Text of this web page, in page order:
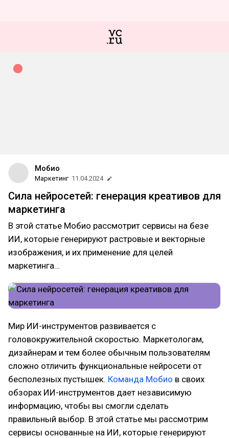
Мобио
Маркетинг 11.04.2024
Сила нейросетей: генерация креативов для
маркетинга
В этой статье Мобио рассмотрит сервисы на безе
ИИ, которые генерируют растровые и векторные
изображения, и их применение для целей
маркетинга…
Мир ИИ-инструментов развивается с
головокружительной скоростью. Маркетологам,
дизайнерам и тем более обычным пользователям
сложно отличить функциональные нейросети от
бесполезных пустышек. Команда Мобио в своих
обзорах ИИ-инструментов дает независимую
информацию, чтобы вы смогли сделать
правильный выбор. В этой статье мы рассмотрим
сервисы основанные на ИИ, которые генерируют